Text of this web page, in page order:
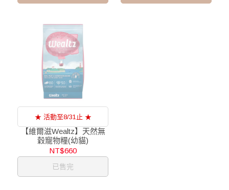
★ 活動至8/31止 ★
【維爾滋Wealtz】天然無
穀寵物糧(幼貓)
NT$660
已售完